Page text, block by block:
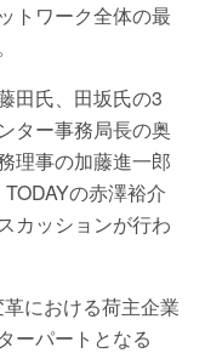
トワーク全体の最
田氏、田坂氏の3
ター事務局長の奥
理事の加藤進一郎
の赤澤裕介
カッションが行わ
における荷主企業
ーパートとなる